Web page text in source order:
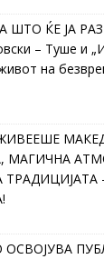
ЌЕ ЈА
– Туше и
на
МАГИЧНА
ТРАДИЦИЈАТА
ОСВОЈУВА